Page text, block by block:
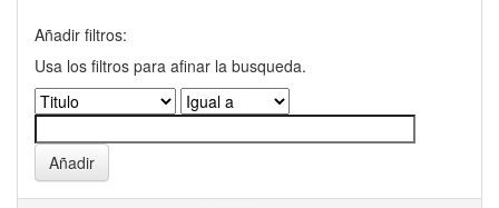
Añadir filtros:
Usa los filtros para afinar la busqueda.